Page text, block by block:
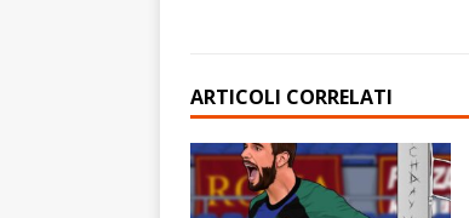
ARTICOLI CORRELATI